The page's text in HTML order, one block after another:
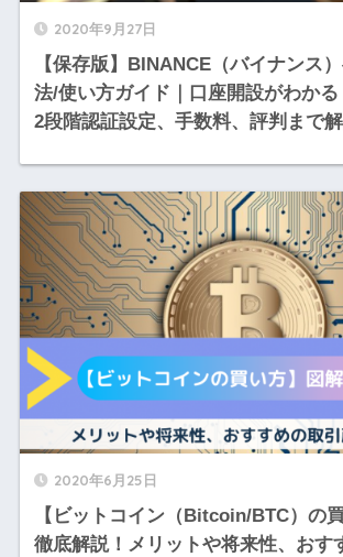
2020年9月27日
【保存版】BINANCE（バイナンス
法/使い方ガイド｜口座開設がわか
2段階認証設定、手数料、評判まで解
2020年6月25日
【ビットコイン（Bitcoin/BTC）の
徹底解説！メリットや将来性、おす